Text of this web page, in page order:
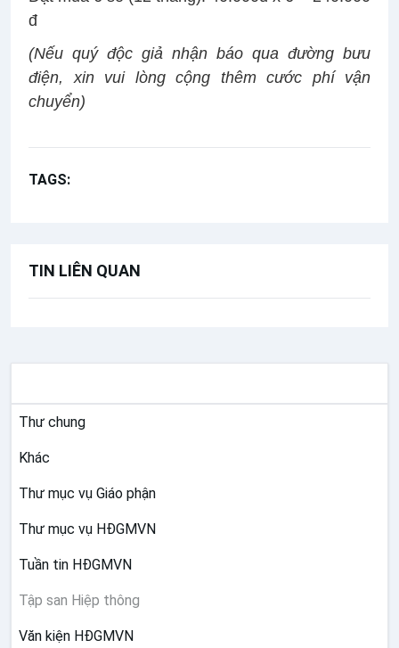
đ
(Nếu quý độc giả nhận báo qua đường bưu
điện, xin vui lòng cộng thêm cước phí vận
chuyển)
TAGS:
TIN LIÊN QUAN
Thư chung
Khác
Thư mục vụ Giáo phận
Thư mục vụ HĐGMVN
Tuần tin HĐGMVN
Tập san Hiệp thông
Văn kiện HĐGMVN